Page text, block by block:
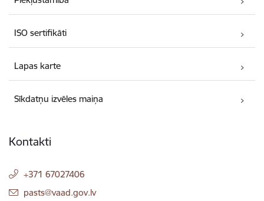
ISO sertifikāti
Lapas karte
Sīkdatņu izvēles maiņa
Kontakti
+371 67027406
E-pasts:
pasts@vaad.gov.lv